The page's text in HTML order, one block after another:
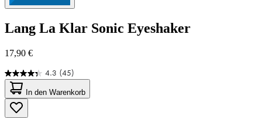
Lang La Klar Sonic Eyeshaker
17,90 €
4.3 (45)
4.3
von
5
Sternen.
45
In den Warenkorb